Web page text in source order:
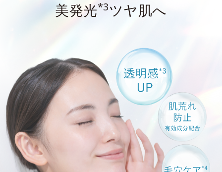
美発光*3ツヤ肌へ